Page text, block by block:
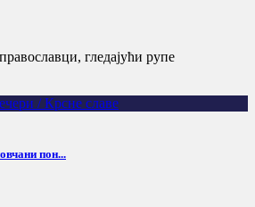
гледајући рупе
/ Крсне славе
пон...